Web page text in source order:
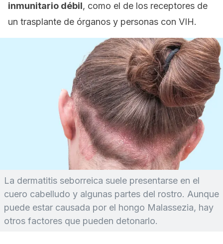
inmunitario débil, como el de los receptores de
un trasplante de órganos y personas con VIH.
La dermatitis seborreica suele presentarse en el
cuero cabelludo y algunas partes del rostro. Aunque
puede estar causada por el hongo Malassezia, hay
otros factores que pueden detonarlo.